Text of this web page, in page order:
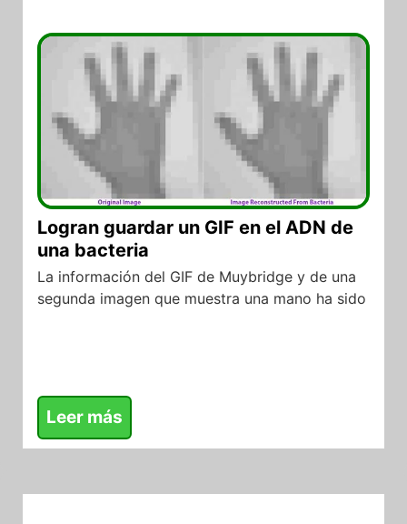
Logran guardar un GIF en el ADN de
una bacteria
La información del GIF de Muybridge y de una
segunda imagen que muestra una mano ha sido
Leer más